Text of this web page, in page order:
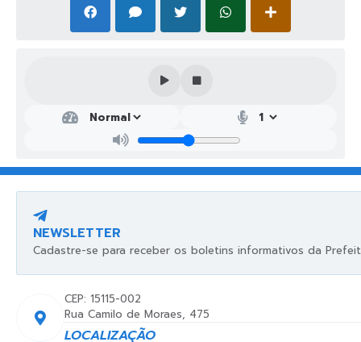
LOCALIZAÇÃO
Rua Camilo de Moraes, 475
CEP: 15115-002
NEWSLETTER
Cadastre-se para receber os boletins informativos da